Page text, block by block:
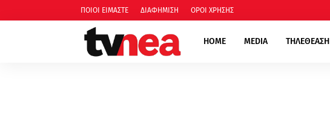
ΠΟΙΟΙ ΕΙΜΑΣΤΕ ΔΙΑΦΗΜΙΣΗ ΟΡΟΙ ΧΡΗΣΗΣ
HOME MEDIA ΤΗΛΕΘΕΑΣΗ